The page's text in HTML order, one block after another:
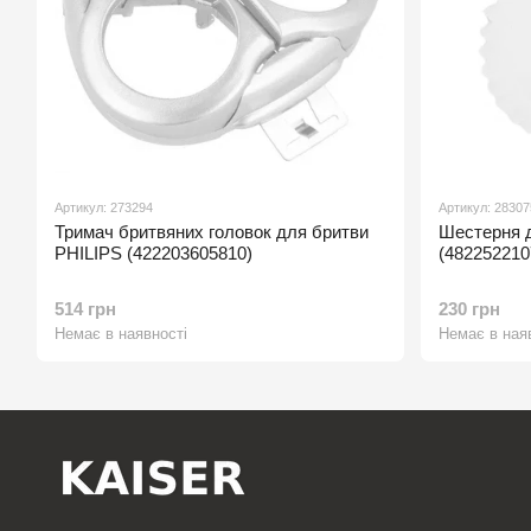
Артикул: 273294
Тримач бритвяних головок для бритви
PHILIPS (422203605810)
514 грн
Немає в наявності
Артикул:
Шестерня
230 грн
Немає в